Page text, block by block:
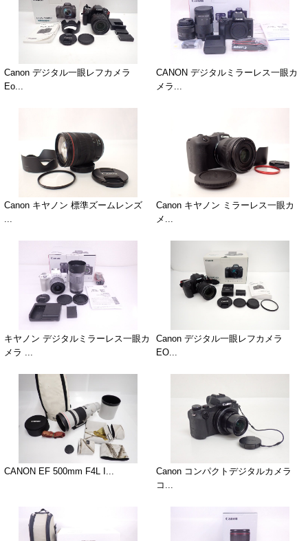
Canon デジタル一眼レフカメラ
Eo...
CANON デジタルミラーレス一眼カ
メラ...
Canon キヤノン 標準ズームレンズ
...
Canon キヤノン ミラーレス一眼カ
メ...
キヤノン デジタルミラーレス一眼カ
メラ ...
Canon デジタル一眼レフカメラ
EO...
CANON EF 500mm F4L I...
Canon コンパクトデジタルカメラ
コ...